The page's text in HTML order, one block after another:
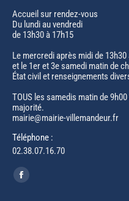
Accueil sur rendez-vous
Du lundi au vendredi
de 13h30 à 17h15
Le mercredi après midi de 13h30
et le 1er et 3e samedi matin de
État civil et renseignements
TOUS les samedis matin de
majorité.
mairie@mairie-villemandeur.fr
Téléphone :
02.38.07.16.70
Trouvez nous sur :
Facebook